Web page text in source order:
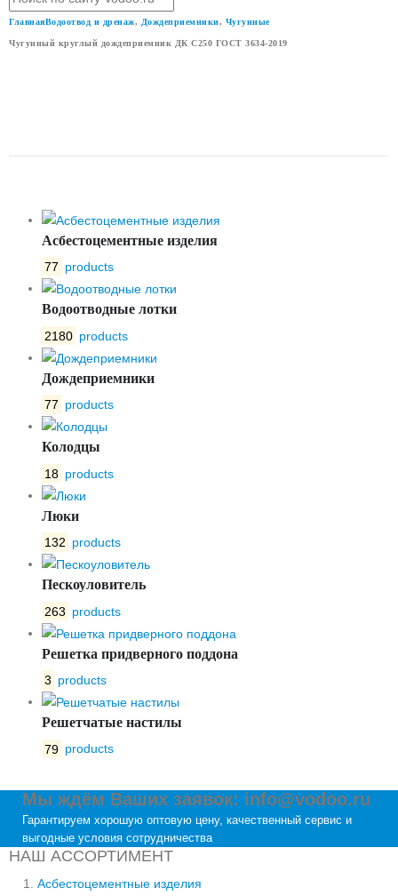
ГлавнаяВодоотвод и дренаж, Дождеприемники, Чугунные
Чугунный круглый дождеприемник ДК С250 ГОСТ 3634-2019
Асбестоцементные изделия
77 products
Водоотводные лотки
2180 products
Дождеприемники
77 products
Колодцы
18 products
Люки
132 products
Пескоуловитель
263 products
Решетка придверного поддона
3 products
Решетчатые настилы
79 products
Мы ждём Ваших заявок: info@vodoo.ru
Гарантируем хорошую оптовую цену, качественный сервис и
выгодные условия сотрудничества
НАШ АССОРТИМЕНТ
Асбестоцементные изделия